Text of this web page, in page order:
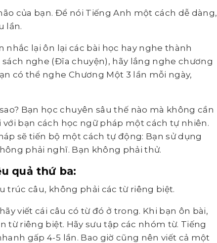
của bạn. Để nói Tiếng Anh một cách dễ dàng,
lần.
nhắc lại ôn lại các bài học hay nghe thành
nghe (Đĩa chuyện), hãy lắng nghe chương
có thể nghe Chương Một 3 lần mỗi ngày,
Bạn học chuyên sâu thế nào mà không cần
với bạn cách học ngữ pháp một cách tự nhiên.
sẽ tiến bộ một cách tự động: Bạn sử dụng
phải nghĩ. Bạn không phải thử.
quả thứ ba:
trúc câu, không phải các từ riêng biệt.
viết cái câu có từ đó ở trong. Khi bạn ôn bài,
từ riêng biệt. Hãy sưu tập các nhóm từ. Tiếng
gấp 4-5 lần. Bao giờ cũng nên viết cả một